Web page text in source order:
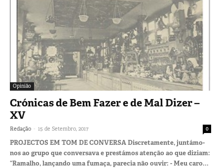
Opinião
Crónicas de Bem Fazer e de Mal Dizer –
XV
Redação - 15 de Setembro, 2017 0
PROJECTOS EM TOM DE CONVERSA Discretamente, juntámo-
nos ao grupo que conversava e prestámos atenção ao que diziam:
“Ramalho, lançando uma fumaça, parecia não ouvir: - Meu caro...